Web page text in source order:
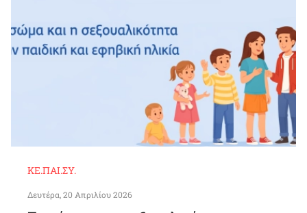
ΚΕ.ΠΑΙ.ΣΥ.
Δευτέρα, 20 Απριλίου 2026